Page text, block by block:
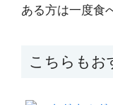
ある方は一度食
こちらもお